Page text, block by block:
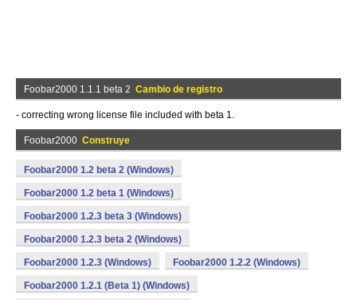
Foobar2000 1.1.1 beta 2 Cambio de registro
- correcting wrong license file included with beta 1.
Foobar2000 Construye
Foobar2000 1.2 beta 2 (Windows)
Foobar2000 1.2 beta 1 (Windows)
Foobar2000 1.2.3 beta 3 (Windows)
Foobar2000 1.2.3 beta 2 (Windows)
Foobar2000 1.2.3 (Windows) Foobar2000 1.2.2 (Windows)
Foobar2000 1.2.1 (Beta 1) (Windows)